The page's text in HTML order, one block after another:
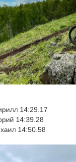
14:29.17
14:39.28
14:50.58